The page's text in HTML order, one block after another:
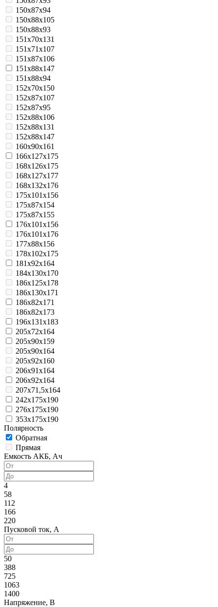
150x87x94
150x88x105
150x88x93
151x70x131
151x71x107
151x87x106
151x88x147
151x88x94
152x70x150
152x87x107
152x87x95
152x88x106
152x88x131
152x88x147
160x90x161
166x127x175
168x126x175
168x127x177
168x132x176
175x101x156
175x87x154
175x87x155
176x101x156
176x101x176
177x88x156
178x102x175
181x92x164
184x130x170
186x125x178
186x130x171
186x82x171
186x82x173
196x131x183
205x72x164
205x90x159
205x90x164
205x92x160
206x91x164
206x92x164
207x71,5x164
242x175x190
276x175x190
353x175x190
Полярность
Обратная
Прямая
Емкость АКБ, Ач
4
58
112
166
220
Пусковой ток, А
50
388
725
1063
1400
Напряжение, В